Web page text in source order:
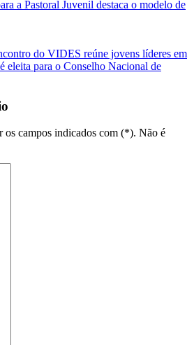
a Pastoral Juvenil destaca o modelo de
do VIDES reúne jovens líderes em
eleita para o Conselho Nacional de
os campos indicados com (*). Não é